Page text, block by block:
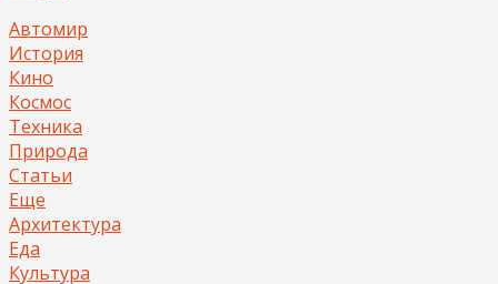
Автомир
История
Кино
Космос
Техника
Природа
Статьи
Еще
Архитектура
Еда
Культура